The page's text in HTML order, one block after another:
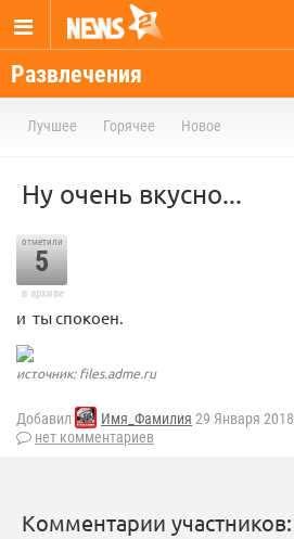
Развлечения
Лучшее Горячее Новое
Ну очень вкусно...
отметили
5
в архиве
и ты спокоен.
источник: files.adme.ru
Добавил Имя_Фамилия 29 Января 2018
нет комментариев
Комментарии участников: